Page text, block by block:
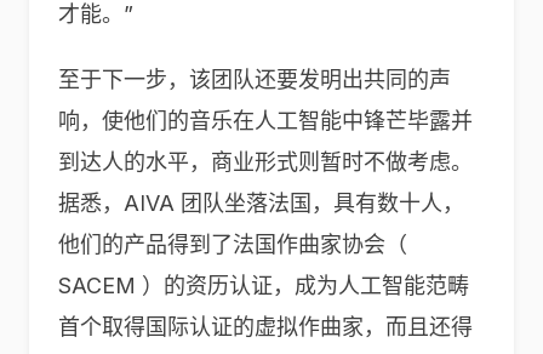
才能。”
至于下一步，该团队还要发明出共同的声
响，使他们的音乐在人工智能中锋芒毕露并
到达人的水平，商业形式则暂时不做考虑。
据悉，AIVA 团队坐落法国，具有数十人，
他们的产品得到了法国作曲家协会（
SACEM ）的资历认证，成为人工智能范畴
首个取得国际认证的虚拟作曲家，而且还得